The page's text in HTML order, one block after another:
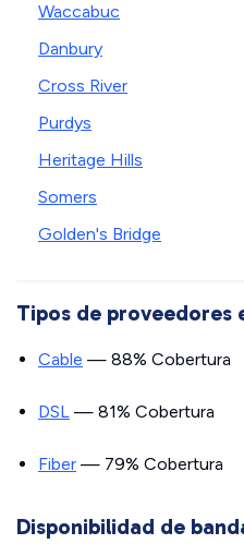
Waccabuc
Danbury
Cross River
Purdys
Heritage Hills
Somers
Golden's Bridge
Tipos de proveedores
Cable — 88% Cobertura
DSL — 81% Cobertura
Fiber — 79% Cobertura
Disponibilidad de